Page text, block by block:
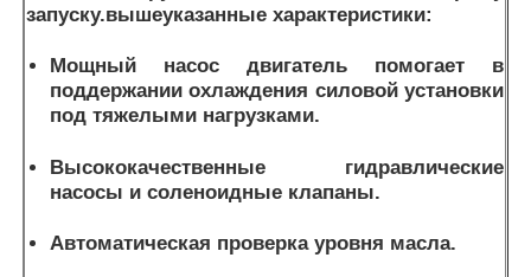
запуску.вышеуказанные характеристики:
Мощный насос двигатель помогает в
поддержании охлаждения силовой установки
под тяжелыми нагрузками.
Высококачественные гидравлические
насосы и соленоидные клапаны.
Автоматическая проверка уровня масла.